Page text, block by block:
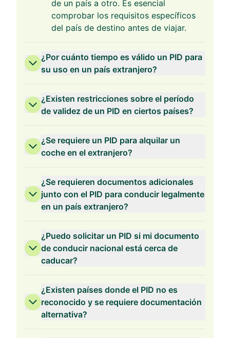
de un país a otro. Es esencial
comprobar los requisitos específicos
del país de destino antes de viajar.
¿Por cuánto tiempo es válido un PID para
su uso en un país extranjero?
¿Existen restricciones sobre el período
de validez de un PID en ciertos países?
¿Se requiere un PID para alquilar un
coche en el extranjero?
¿Se requieren documentos adicionales
junto con el PID para conducir legalmente
en un país extranjero?
¿Puedo solicitar un PID si mi documento
de conducir nacional está cerca de
caducar?
¿Existen países donde el PID no es
reconocido y se requiere documentación
alternativa?